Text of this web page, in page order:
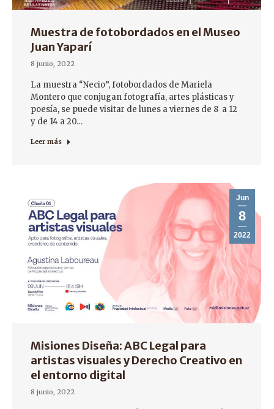
Muestra de fotobordados en el Museo
Juan Yaparí
8 junio, 2022
La muestra “Necio”, fotobordados de Mariela
Montero que conjugan fotografía, artes plásticas y
poesía, se puede visitar de lunes a viernes de 8 a 12
y de 14 a 20…
Leer más
Jun
8
2022
Misiones Diseña: ABC Legal para
artistas visuales y Derecho Creativo en
el entorno digital
8 junio, 2022